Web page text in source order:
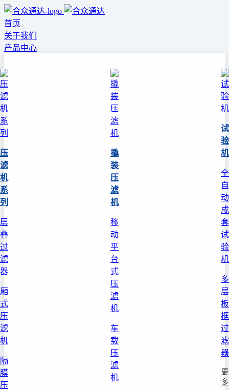
首页
关于我们
产品中心
压
滤
机
系
列
层
叠
过
滤
器
厢
式
压
滤
机
隔
膜
压
撬
装
压
滤
机
移
动
平
台
式
压
滤
机
车
载
压
滤
机
试
验
机
全
自
动
成
套
试
验
机
多
层
板
框
过
滤
器
更
多